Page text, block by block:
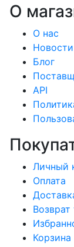
О
О нас
Новости
Блог
API
Личный
Оплата
Возврат
Корзина